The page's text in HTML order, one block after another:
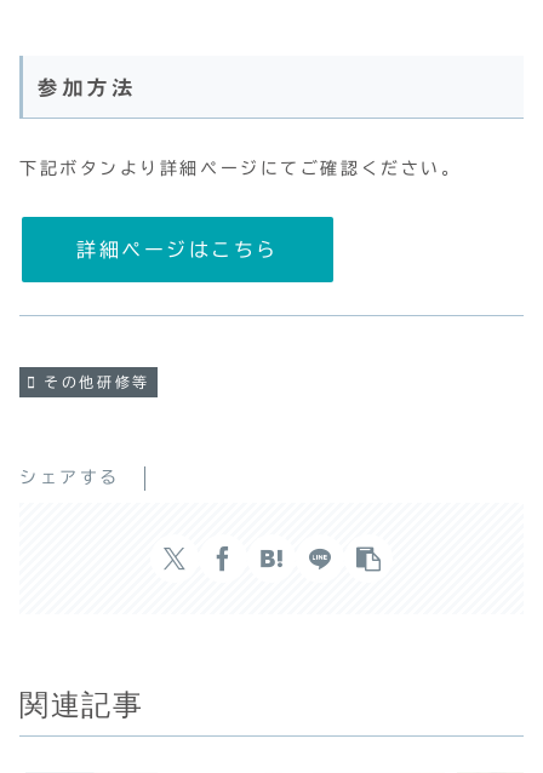
参加方法
下記ボタンより詳細ページにてご確認ください。
詳細ページはこちら
その他研修等
シェアする
関連記事